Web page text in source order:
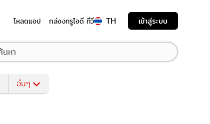
โหลดแอป กล่องทรูไอดี ทีวี TH เข้าสู่ระบบ
อื่นๆ